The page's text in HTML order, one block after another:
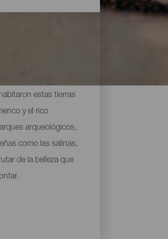
estas tierras
y el rico
arqueológicos,
como las salinas,
de la belleza que